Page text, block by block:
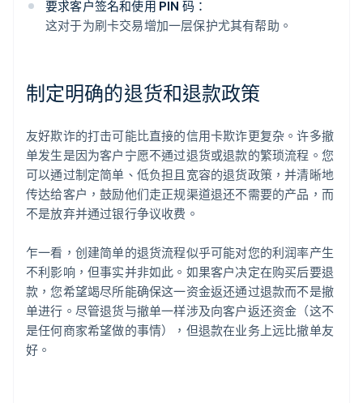
要求客户签名和使用 PIN 码：
这对于为刷卡交易增加一层保护尤其有帮助。
制定明确的退货和退款政策
友好欺诈的打击可能比直接的信用卡欺诈更复杂。许多撤
单发生是因为客户宁愿不通过退货或退款的繁琐流程。您
可以通过制定简单、低负担且宽容的退货政策，并清晰地
传达给客户，鼓励他们走正规渠道退还不需要的产品，而
不是放弃并通过银行争议收费。
乍一看，创建简单的退货流程似乎可能对您的利润率产生
不利影响，但事实并非如此。如果客户决定在购买后要退
款，您希望竭尽所能确保这一资金返还通过退款而不是撤
单进行。尽管退货与撤单一样涉及向客户返还资金（这不
是任何商家希望做的事情），但退款在业务上远比撤单友
好。